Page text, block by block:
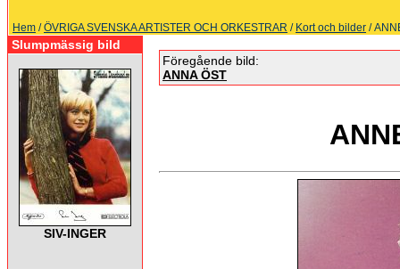
Hem /ÖVRIGA SVENSKA ARTISTER OCH ORKESTRAR / Kort och bilder /
Slumpmässig bild
SIV-INGER
Föregående bild:
ANNA ÖST